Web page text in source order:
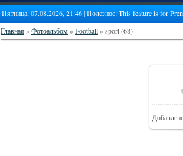
Пятница, 07.08.2026, 21:46 | Полезное:This feature is for
Главная»Фотоальбом»Football» sport (68)